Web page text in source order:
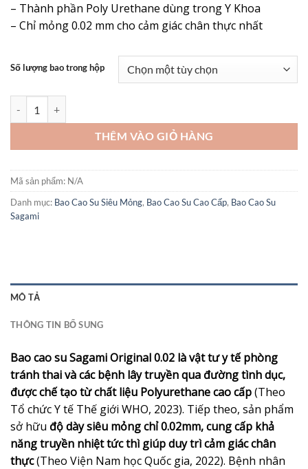
– Thành phần Poly Urethane dùng trong Y Khoa
– Chỉ mỏng 0.02 mm cho cảm giác chân thực nhất
Số lượng bao trong hộp
THÊM VÀO GIỎ HÀNG
Mã sản phẩm: N/A
Danh mục: Bao Cao Su Siêu Mỏng, Bao Cao Su Cao Cấp, Bao Cao Su
Sagami
MÔ TẢ
THÔNG TIN BỔ SUNG
Bao cao su Sagami Original 0.02 là vật tư y tế phòng
tránh thai và các bệnh lây truyền qua đường tình dục,
được chế tạo từ chất liệu Polyurethane cao cấp(Theo
Tổ chức Y tế Thế giới WHO, 2023). Tiếp theo, sản phẩm
sở hữu độ dày siêu mỏng chỉ 0.02mm, cung cấp khả
năng truyền nhiệt tức thì giúp duy trì cảm giác chân
thực(Theo Viện Nam học Quốc gia, 2022). Bệnh nhân